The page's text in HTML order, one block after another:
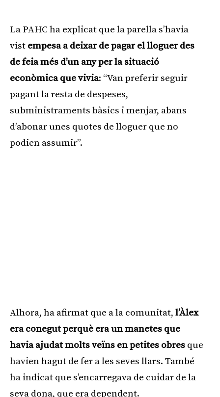
La PAHC ha explicat que la parella s’havia
vist empesa a deixar de pagar el lloguer des
de feia més d’un any per la situació
econòmica que vivia: “Van preferir seguir
pagant la resta de despeses,
subministraments bàsics i menjar, abans
d’abonar unes quotes de lloguer que no
podien assumir”.
Alhora, ha afirmat que a la comunitat, l’Àlex
era conegut perquè era un manetes que
havia ajudat molts veïns en petites obres que
havien hagut de fer a les seves llars. També
ha indicat que s’encarregava de cuidar de la
seva dona, que era dependent.